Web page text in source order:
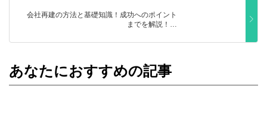
会社再建の方法と基礎知識！成功へのポイント
までを解説！…
あなたにおすすめの記事